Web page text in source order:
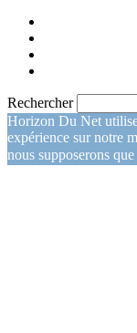
Rechercher
Horizon Du Net
expérience sur notre
nous supposerons